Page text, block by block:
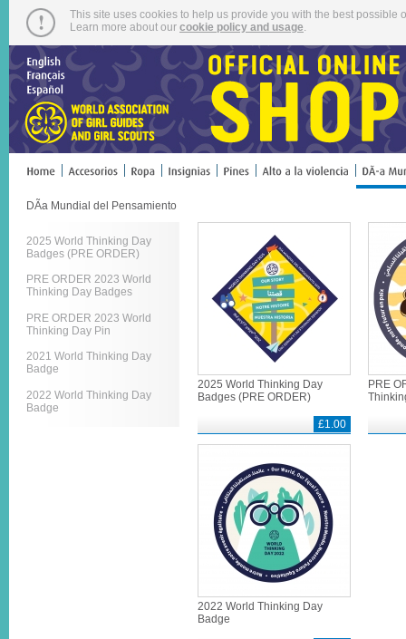
This site uses cookies to help us provide you with the best
Learn more about our cookie policy and usage
DÃ­a Mundial del Pensamiento
2025 World Thinking Day
Badges (PRE ORDER)
PRE ORDER 2023 World
Thinking Day Badges
PRE ORDER 2023 World
Thinking Day Pin
2021 World Thinking Day
Badge
2022 World Thinking Day
Badge
2025 World Thinking Day
Badges (PRE ORDER)
£1.00
PRE
2022 World Thinking Day
Badge